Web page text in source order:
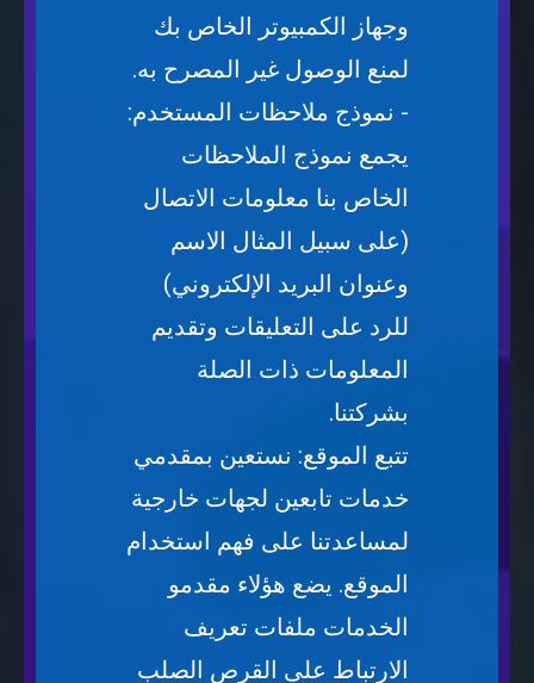
وجهاز الكمبيوتر الخاص بك
لمنع الوصول غير المصرح به.
- نموذج ملاحظات المستخدم:
يجمع نموذج الملاحظات
الخاص بنا معلومات الاتصال
(على سبيل المثال الاسم
وعنوان البريد الإلكتروني)
للرد على التعليقات وتقديم
المعلومات ذات الصلة
بشركتنا.
تتبع الموقع: نستعين بمقدمي
خدمات تابعين لجهات خارجية
لمساعدتنا على فهم استخدام
الموقع. يضع هؤلاء مقدمو
الخدمات ملفات تعريف
الارتباط على القرص الصلب